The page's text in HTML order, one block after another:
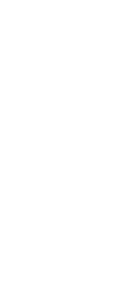
সঙ্কট